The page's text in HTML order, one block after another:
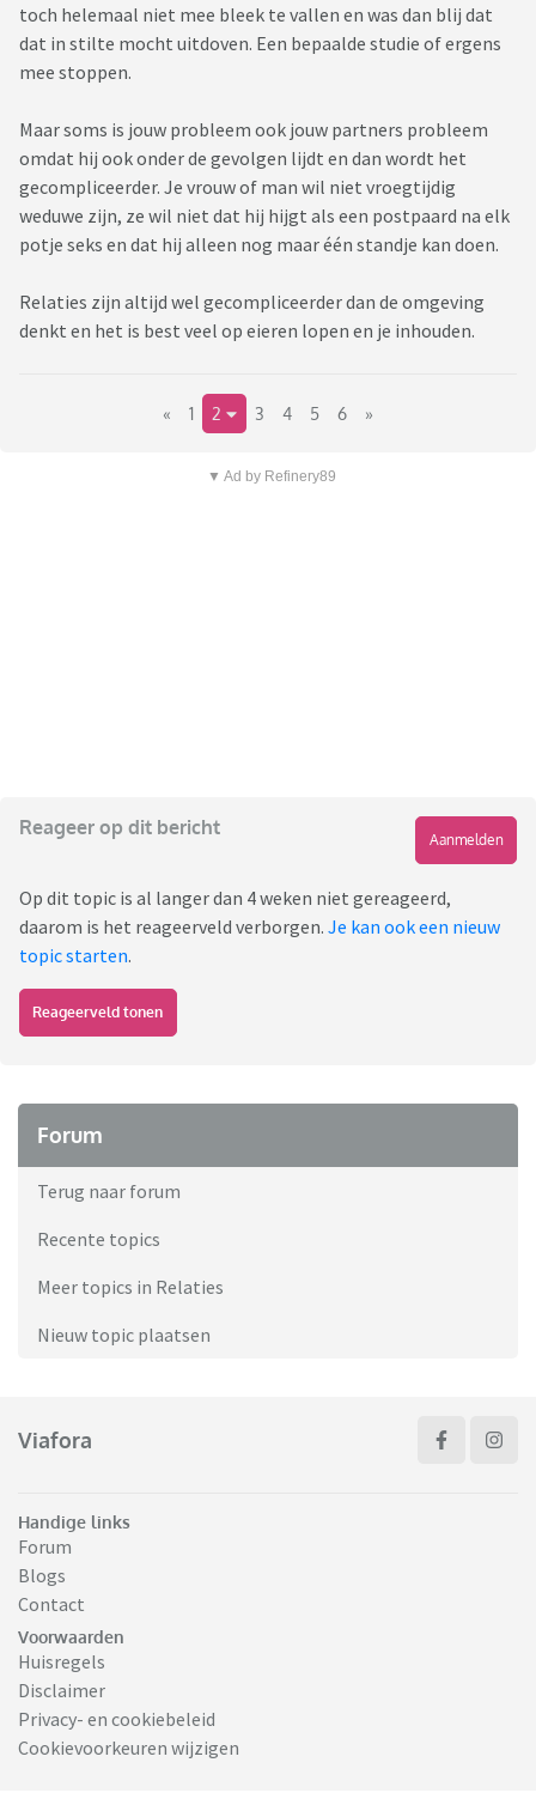
toch helemaal niet mee bleek te vallen en was dan blij dat
dat in stilte mocht uitdoven. Een bepaalde studie of ergens
mee stoppen.
Maar soms is jouw probleem ook jouw partners probleem
omdat hij ook onder de gevolgen lijdt en dan wordt het
gecompliceerder. Je vrouw of man wil niet vroegtijdig
weduwe zijn, ze wil niet dat hij hijgt als een postpaard na elk
potje seks en dat hij alleen nog maar één standje kan doen.
Relaties zijn altijd wel gecompliceerder dan de omgeving
denkt en het is best veel op eieren lopen en je inhouden.
« 1 2 3 4 5 6 »
▼ Ad by Refinery89
Reageer op dit bericht
Aanmelden
Op dit topic is al langer dan 4 weken niet gereageerd,
daarom is het reageerveld verborgen. Je kan ook een nieuw
topic starten.
Reageerveld tonen
Forum
Terug naar forum
Recente topics
Meer topics in Relaties
Nieuw topic plaatsen
Viafora
Handige links
Forum
Blogs
Contact
Voorwaarden
Huisregels
Disclaimer
Privacy- en cookiebeleid
Cookievoorkeuren wijzigen